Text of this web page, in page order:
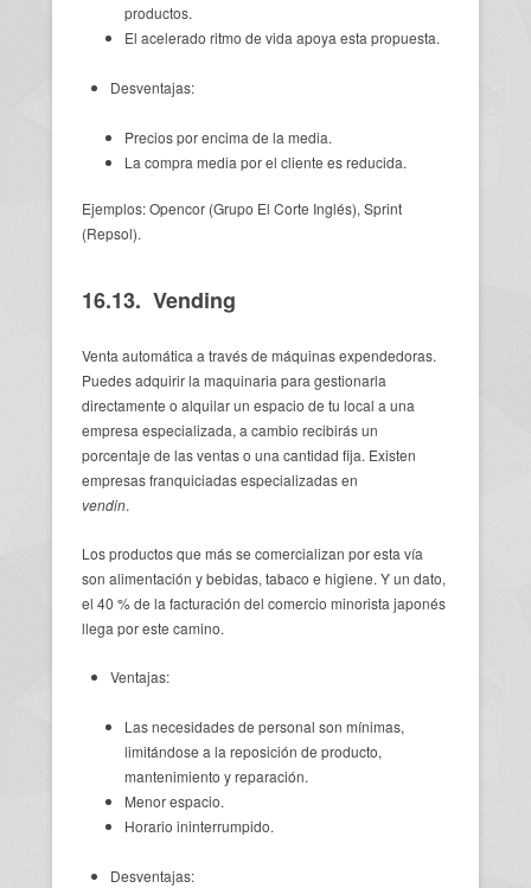
productos.
El acelerado ritmo de vida apoya esta propuesta.
Desventajas:
Precios por encima de la media.
La compra media por el cliente es reducida.
Ejemplos: Opencor (Grupo El Corte Inglés), Sprint
(Repsol).
16.13. Vending
Venta automática a través de máquinas expendedoras.
Puedes adquirir la maquinaria para gestionarla
directamente o alquilar un espacio de tu local a una
empresa especializada, a cambio recibirás un
porcentaje de las ventas o una cantidad fija. Existen
empresas franquiciadas especializadas en
vendin.
Los productos que más se comercializan por esta vía
son alimentación y bebidas, tabaco e higiene. Y un dato,
el 40 % de la facturación del comercio minorista japonés
llega por este camino.
Ventajas:
Las necesidades de personal son mínimas,
limitándose a la reposición de producto,
mantenimiento y reparación.
Menor espacio.
Horario ininterrumpido.
Desventajas: